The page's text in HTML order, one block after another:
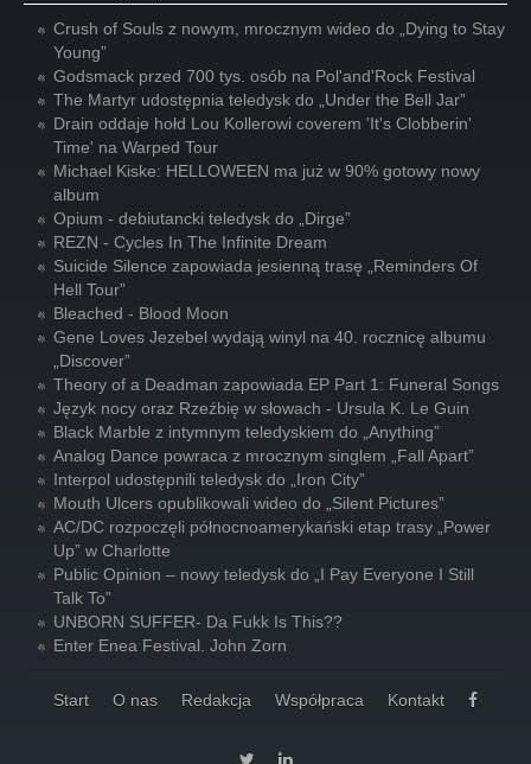
Crush of Souls z nowym, mrocznym wideo do „Dying to Stay
Young”
Godsmack przed 700 tys. osób na Pol'and'Rock Festival
The Martyr udostępnia teledysk do „Under the Bell Jar”
Drain oddaje hołd Lou Kollerowi coverem 'It's Clobberin'
Time' na Warped Tour
Michael Kiske: HELLOWEEN ma już w 90% gotowy nowy
album
Opium - debiutancki teledysk do „Dirge”
REZN - Cycles In The Infinite Dream
Suicide Silence zapowiada jesienną trasę „Reminders Of
Hell Tour”
Bleached - Blood Moon
Gene Loves Jezebel wydają winyl na 40. rocznicę albumu
„Discover”
Theory of a Deadman zapowiada EP Part 1: Funeral Songs
Język nocy oraz Rzeźbię w słowach - Ursula K. Le Guin
Black Marble z intymnym teledyskiem do „Anything”
Analog Dance powraca z mrocznym singlem „Fall Apart”
Interpol udostępnili teledysk do „Iron City”
Mouth Ulcers opublikowali wideo do „Silent Pictures”
AC/DC rozpoczęli północnoamerykański etap trasy „Power
Up” w Charlotte
Public Opinion – nowy teledysk do „I Pay Everyone I Still
Talk To”
UNBORN SUFFER- Da Fukk Is This??
Enter Enea Festival. John Zorn
Start O nas Redakcja Współpraca Kontakt